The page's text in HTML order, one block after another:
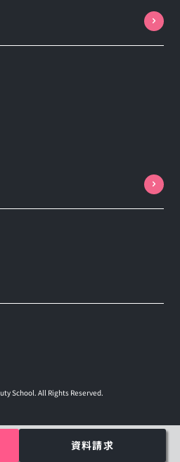
資料請求
School. All Rights Reserved.